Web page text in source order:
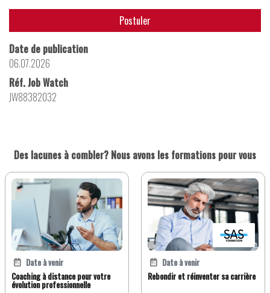
Postuler
Date de publication
06.07.2026
Réf. Job Watch
JW88382032
Des lacunes à combler? Nous avons les formations pour vous
Date à venir
Coaching à distance pour votre
évolution professionnelle
Date à venir
Rebondir et réinventer sa carrière